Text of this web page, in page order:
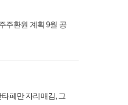
주환원 계획 9월 공
페만 자리매김, 그